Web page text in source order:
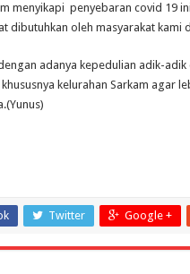
menyikapi penyebaran covid 19
dibutuhkan oleh masyarakat kami
adanya kepedulian adik-
kelurahan Sarkam agar
Twitter Google +